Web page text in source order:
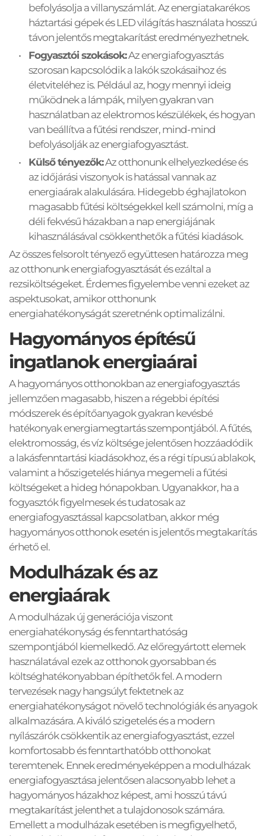
befolyásolja a villanyszámlát. Az energiatakarékos
háztartási gépek és LED világítás használata hosszú
távon jelentős megtakarítást eredményezhetnek.
Fogyasztói szokások: Az energiafogyasztás
szorosan kapcsolódik a lakók szokásaihoz és
életviteléhez is. Például az, hogy mennyi ideig
működnek a lámpák, milyen gyakran van
használatban az elektromos készülékek, és hogyan
van beállítva a fűtési rendszer, mind-mind
befolyásolják az energiafogyasztást.
Külső tényezők: Az otthonunk elhelyezkedése és
az időjárási viszonyok is hatással vannak az
energiaárak alakulására. Hidegebb éghajlatokon
magasabb fűtési költségekkel kell számolni, míg a
déli fekvésű házakban a nap energiájának
kihasználásával csökkenthetők a fűtési kiadások.
Az összes felsorolt tényező együttesen határozza meg
az otthonunk energiafogyasztását és ezáltal a
rezsiköltségeket. Érdemes figyelembe venni ezeket az
aspektusokat, amikor otthonunk
energiahatékonyságát szeretnénk optimalizálni.
Hagyományos építésű
ingatlanok energiaárai
A hagyományos otthonokban az energiafogyasztás
jellemzően magasabb, hiszen a régebbi építési
módszerek és építőanyagok gyakran kevésbé
hatékonyak energiamegtartás szempontjából. A fűtés,
elektromosság, és víz költsége jelentősen hozzáadódik
a lakásfenntartási kiadásokhoz, és a régi típusú ablakok,
valamint a hőszigetelés hiánya megemeli a fűtési
költségeket a hideg hónapokban. Ugyanakkor, ha a
fogyasztók figyelmesek és tudatosak az
energiafogyasztással kapcsolatban, akkor még
hagyományos otthonok esetén is jelentős megtakarítás
érhető el.
Modulházak és az
energiaárak
A modulházak új generációja viszont
energiahatékonyság és fenntarthatóság
szempontjából kiemelkedő. Az előregyártott elemek
használatával ezek az otthonok gyorsabban és
költséghatékonyabban építhetők fel. A modern
tervezések nagy hangsúlyt fektetnek az
energiahatékonyságot növelő technológiák és anyagok
alkalmazására. A kiváló szigetelés és a modern
nyílászárók csökkentik az energiafogyasztást, ezzel
komfortosabb és fenntarthatóbb otthonokat
teremtenek. Ennek eredményeképpen a modulházak
energiafogyasztása jelentősen alacsonyabb lehet a
hagyományos házakhoz képest, ami hosszú távú
megtakarítást jelenthet a tulajdonosok számára.
Emellett a modulházak esetében is megfigyelhető,